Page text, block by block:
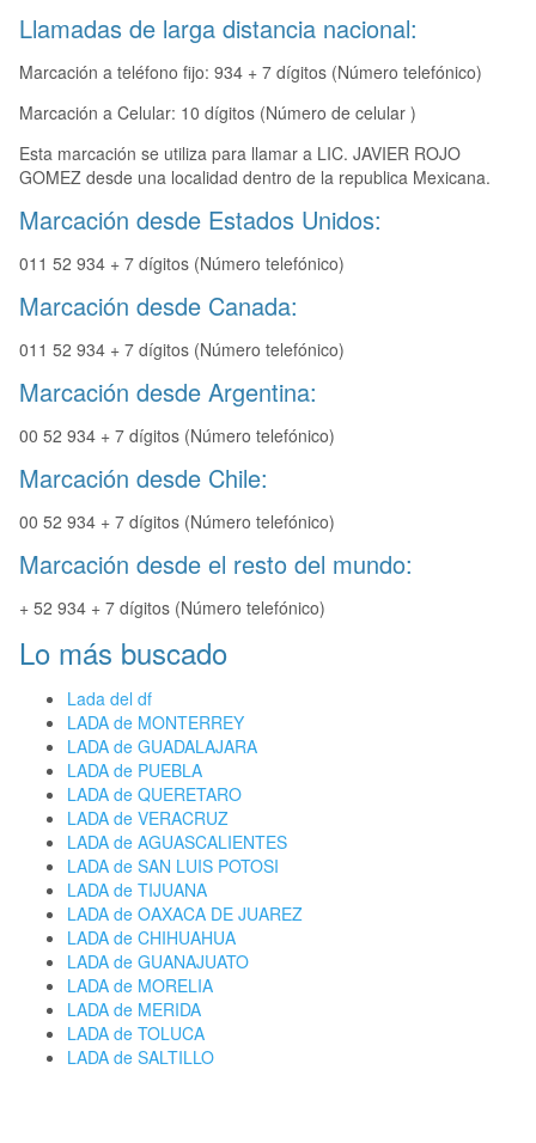
Llamadas de larga distancia nacional:
Marcación a teléfono fijo: 934 + 7 dígitos (Número telefónico)
Marcación a Celular: 10 dígitos (Número de celular )
Esta marcación se utiliza para llamar a LIC. JAVIER ROJO
GOMEZ desde una localidad dentro de la republica Mexicana.
Marcación desde Estados Unidos:
011 52 934 + 7 dígitos (Número telefónico)
Marcación desde Canada:
011 52 934 + 7 dígitos (Número telefónico)
Marcación desde Argentina:
00 52 934 + 7 dígitos (Número telefónico)
Marcación desde Chile:
00 52 934 + 7 dígitos (Número telefónico)
Marcación desde el resto del mundo:
+ 52 934 + 7 dígitos (Número telefónico)
Lo más buscado
Lada del df
LADA de MONTERREY
LADA de GUADALAJARA
LADA de PUEBLA
LADA de QUERETARO
LADA de VERACRUZ
LADA de AGUASCALIENTES
LADA de SAN LUIS POTOSI
LADA de TIJUANA
LADA de OAXACA DE JUAREZ
LADA de CHIHUAHUA
LADA de GUANAJUATO
LADA de MORELIA
LADA de MERIDA
LADA de TOLUCA
LADA de SALTILLO